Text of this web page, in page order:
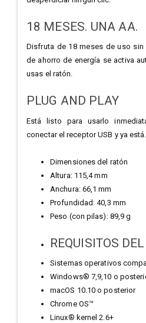
18 MESES. UNA AA.
Disfruta de 18 meses de uso
de ahorro de energía se activa
usas el ratón.
PLUG AND PLAY
Está listo para usarlo
conectar el receptor USB y ya está.
Dimensiones del ratón
Altura: 115,4 mm
Anchura: 66,1 mm
Profundidad: 40,3 mm
Peso (con pilas): 89,9 g
REQUISITOS
Sistemas operativos
Windows® 7,9,10 o
macOS 10.10 o posterior
Chrome OS™
Linux® kernel 2.6+